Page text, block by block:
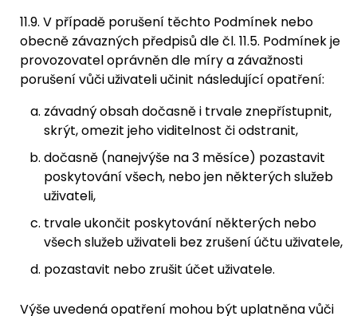
11.9. V případě porušení těchto Podmínek nebo
obecně závazných předpisů dle čl. 11.5. Podmínek je
provozovatel oprávněn dle míry a závažnosti
porušení vůči uživateli učinit následující opatření:
závadný obsah dočasně i trvale znepřístupnit,
skrýt, omezit jeho viditelnost či odstranit,
dočasně (nanejvýše na 3 měsíce) pozastavit
poskytování všech, nebo jen některých služeb
uživateli,
trvale ukončit poskytování některých nebo
všech služeb uživateli bez zrušení účtu uživatele,
pozastavit nebo zrušit účet uživatele.
Výše uvedená opatření mohou být uplatněna vůči